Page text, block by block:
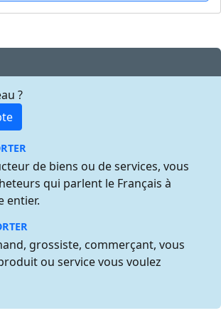
?
de biens ou de services, vous
qui parlent le Français à
entier.
grossiste, commerçant, vous
ou service vous voulez